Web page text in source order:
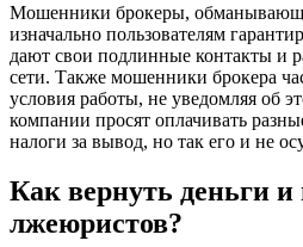
Мошенники брокеры,
изначально пользователям
дают свои подлинные контакты и
сети. Также мошенники брокера
условия работы, не уведомляя об
компании просят оплачивать
налоги за вывод, но так его и не
Как вернуть деньги и
лжеюристов?